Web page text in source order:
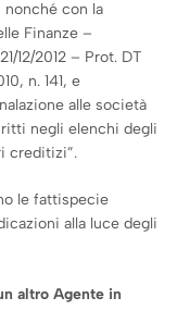
nonché con la
Finanze –
12/2012 – Prot. DT
n. 141, e
alle società
negli elenchi degli
creditizi”.
le fattispecie
alla luce degli
altro Agente in